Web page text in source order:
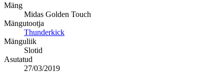
Mäng
Midas Golden Touch
Mängutootja
Thunderkick
Mänguliik
Slotid
Asutatud
27/03/2019